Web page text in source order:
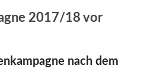
2017/18 vor
nach dem